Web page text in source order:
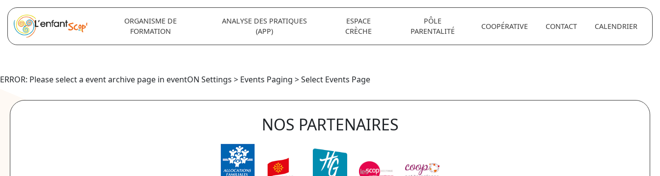
ORGANISME DE
FORMATION
ANALYSE DES PRATIQUES
(APP)
ESPACE
CRÈCHE
PÔLE
PARENTALITÉ
COOPÉRATIVE CONTACT CALENDRIER
ERROR: Please select a event archive page in eventON Settings > Events Paging > Select Events Page
NOS PARTENAIRES